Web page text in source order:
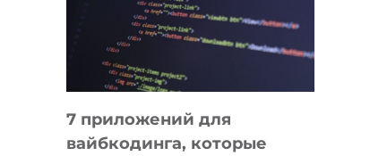
ДЛЯ
РАБОТЫ
7 приложений для
вайбкодинга, которые